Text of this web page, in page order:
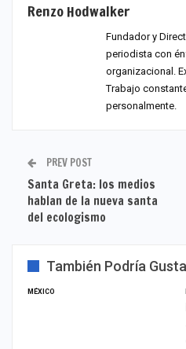
Renzo Hodwalker
Fundador y
periodista con
organizacional.
Trabajo
personalmente.
PREV POST
Santa Greta: los medios
hablan de la nueva santa
del ecologismo
También Podría
MÉXICO